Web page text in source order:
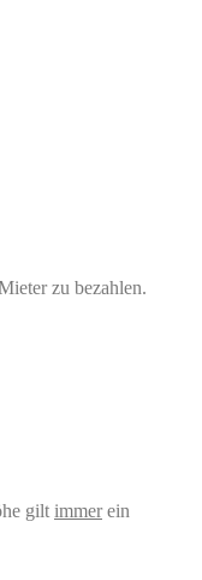
zu bezahlen.
gilt immerein